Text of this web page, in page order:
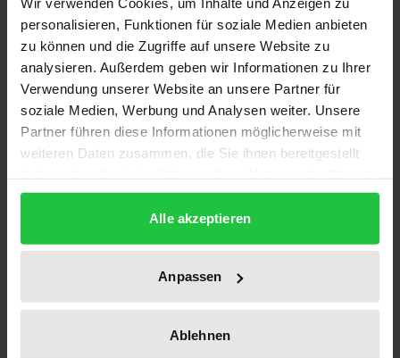
personalisieren, Funktionen für soziale Medien anbieten
zu können und die Zugriffe auf unsere Website zu
analysieren. Außerdem geben wir Informationen zu Ihrer
Verwendung unserer Website an unsere Partner für
soziale Medien, Werbung und Analysen weiter. Unsere
Partner führen diese Informationen möglicherweise mit
weiteren Daten zusammen, die Sie ihnen bereitgestellt
gesammelt haben.
Alle akzeptieren
Anpassen
Ablehnen
Die Weimarer Republik gilt auch hinsichtlich der
Entwicklung der Haltung der Richterschaft zum
geschriebenen Gesetz als Zeitenwende. Gerade die
Nachkriegszeit mit ihren Inflationswirren stellte die
Rechtsprechung vor noch nie dagewesene Konflikte.
Die Monographie berücksichtigt über 600
Reichsgerichtsräten, deren Äußerungen erstmals
vor dem Hintergrund der von ihnen gefällten Urteile
Der Verfasser zieht eine ernüchternde Bilanz
hinsichtlich des vielgerühmten „Befreiungswerkes“